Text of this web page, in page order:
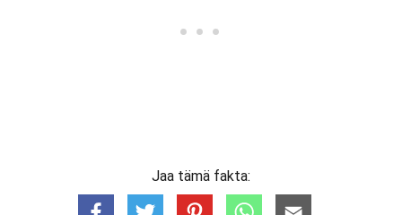
Jaa tämä fakta: